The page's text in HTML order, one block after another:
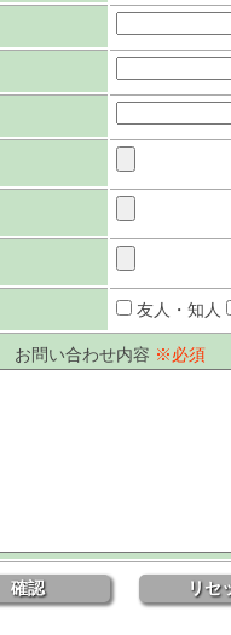
友人・知人
お問い合わせ内容 ※必須